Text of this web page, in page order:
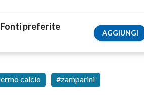
Fonti preferite
AGGIUNGI
calcio zamparini